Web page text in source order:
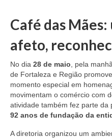
Café das
afeto,
No dia 28 de maio, pela
de Fortaleza e Região
momento especial em
movimentam o comércio com
atividade também fez parte
92 anos de fundação da
A diretoria organizou um